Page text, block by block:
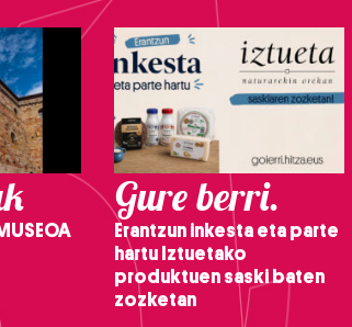
Gure berri.
Erantzun inkesta eta parte
hartu Iztuetako
produktuen saski baten
zozketan